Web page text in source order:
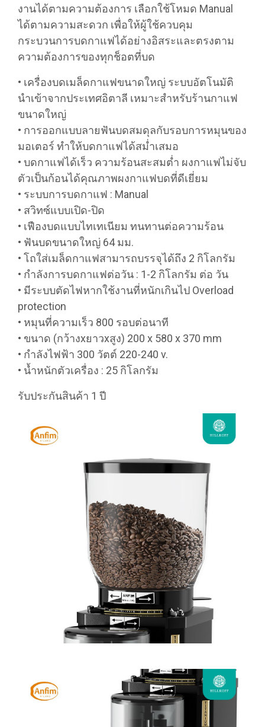
งานได้ตามความต้องการ เลือกใช้โหมด Manual
ได้ตามความสะดวก เพื่อให้ผู้ใช้ควบคุม
กระบวนการบดกาแฟได้อย่างอิสระและตรงตาม
ความต้องการของทุกช็อตที่บด
• เครื่องบดเมล็ดกาแฟขนาดใหญ่ ระบบอัตโนมัติ
นำเข้าจากประเทศอิตาลี เหมาะสำหรับร้านกาแฟ
ขนาดใหญ่
• การออกแบบลายฟันบดสมดุลกับรอบการหมุนของ
มอเตอร์ ทำให้บดกาแฟได้สม่ำเสมอ
• บดกาแฟได้เร็ว ความร้อนสะสมต่ำ ผงกาแฟไม่จับ
ตัวเป็นก้อนได้คุณภาพผงกาแฟบดที่ดีเยี่ยม
• ระบบการบดกาแฟ : Manual
• สวิทซ์แบบเปิด-ปิด
• เฟืองบดแบบไทเทเนียม ทนทานต่อความร้อน
• ฟันบดขนาดใหญ่ 64 มม.
• โถใส่เมล็ดกาแฟสามารถบรรจุได้ถึง 2 กิโลกรัม
• กำลังการบดกาแฟต่อวัน : 1-2 กิโลกรัม ต่อ วัน
• มีระบบตัดไฟหากใช้งานที่หนักเกินไป Overload
protection
• หมุนที่ความเร็ว 800 รอบต่อนาที
• ขนาด (กว้างxยาวxสูง) 200 x 580 x 370 mm
• กำลังไฟฟ้า 300 วัตต์ 220-240 v.
• น้ำหนักตัวเครื่อง : 25 กิโลกรัม
รับประกันสินค้า 1 ปี